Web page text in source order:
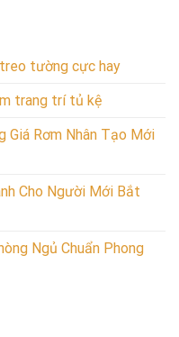
tường cực hay
trang trí tủ kệ
Giá Rơm Nhân Tạo Mới
Cho Người Mới Bắt
Ngủ Chuẩn Phong